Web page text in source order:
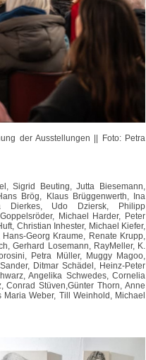
der Ausstellungen || Foto: Petra
Sigrid Beuting, Jutta Biesemann,
Brög, Klaus Brüggenwerth, Ina
Dierkes, Udo Dziersk, Philipp
Michael Harder, Peter
Christian Inhester, Michael Kiefer,
Georg Kraume, Renate Krupp,
Gerhard Losemann, RayMeller, K.
Petra Müller, Muggy Magoo,
Ditmar Schädel, Heinz-Peter
Angelika Schwedes, Cornelia
Conrad Stüven,Günter Thorn, Anne
Weber, Till Weinhold, Michael